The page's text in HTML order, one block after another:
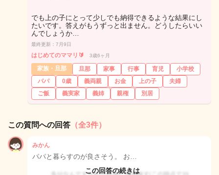
でも上の子にとって少しでも納得できるような結果にし
たいです。答えがもうずっと出ません。どうしたらいい
んでしょうか…
最終更新：7月9日
はじめてのママリ🔰 3歳6ヶ月
家族・旦那 旦那 家事 行事 育児
小学校
パパ
0歳 義両親 お金 上の子
夫婦
ご飯
義実家 義姉 親権 別居
この質問への回答 （全3件）
みかん
パパと暮らすのが良さそう。 お…
この回答の続きは